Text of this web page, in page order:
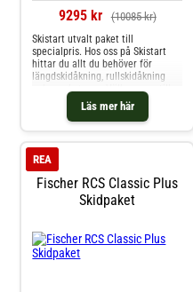
9295 kr (10085 kr)
Läs mer här
Skistart utvalt paket till
specialpris. Hos oss på Skistart
hittar du allt du behöver för
längdskidåkning, rullskidåkning
och mycket mer. Välkommen till
Fischer RCS Classic Plus
Skidpaket
REA